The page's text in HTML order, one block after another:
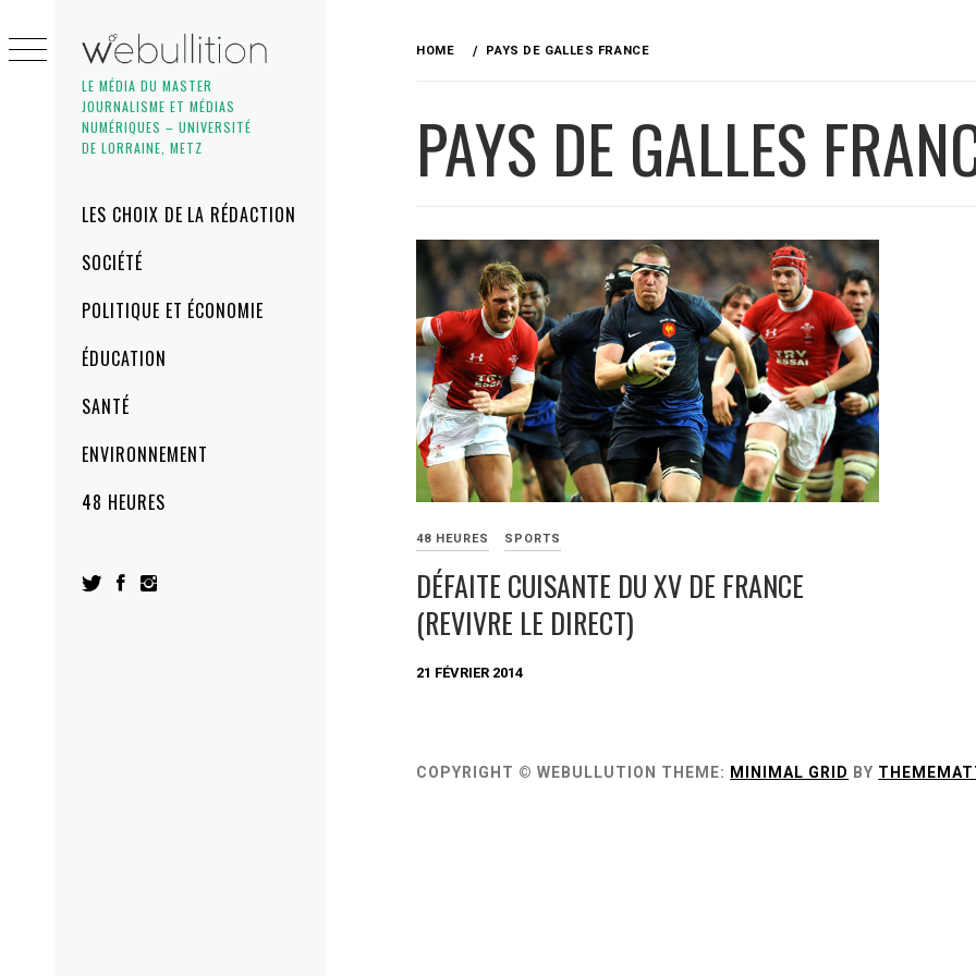
LE MÉDIA DU MASTER
JOURNALISME ET MÉDIAS
NUMÉRIQUES – UNIVERSITÉ
DE LORRAINE, METZ
MenuLES CHOIX DE LA RÉDACTION
SOCIÉTÉ
POLITIQUE ET ÉCONOMIE
ÉDUCATION
SANTÉ
ENVIRONNEMENT
48 HEURES
to
content
HOME PAYS DE GALLES FRANCE
PAYS DE GALLES
48 HEURES SPORTS
DÉFAITE CUISANTE DU XV DE FRANCE
(REVIVRE LE DIRECT)
21 FÉVRIER 2014
COPYRIGHT © WEBULLUTION THEME: MINIMAL GRID BY